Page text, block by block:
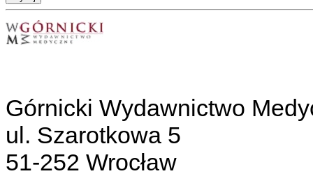
Górnicki Wydawnictwo
ul. Szarotkowa 5
51-252 Wrocław